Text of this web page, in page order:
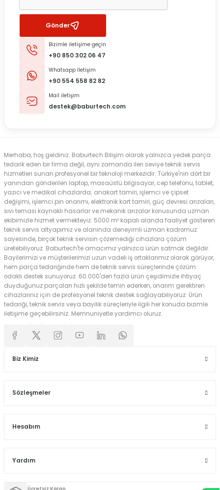
Gönder
Bizimle iletişime geçin
+90 850 302 06 47
Whatsapp İletişim
+90 554 558 82 82
Mail iletişim
destek@baburtech.com
Merhaba, hoş geldiniz. Baburtech Bilişim olarak yalnızca yedek parça
tedarik eden bir firma değil, aynı zamanda ileri seviye teknik servis
hizmetleri sunan profesyonel bir teknoloji merkezidir. Türkiye'nin dört bir
yanından gönderilen laptop, masaüstü bilgisayar, cep telefonu, tablet,
yazıcı ve medikal cihazlarda; anakart tamiri, işlemci ve çipset
değişimi, işlemci pin onarımı, elektronik kart tamiri, güç devresi arızaları,
sıvı teması kaynaklı hasarlar ve mekanik arızalar konusunda uzman
ekibimizle hizmet vermekteyiz. 5000 m² kapalı alanda faaliyet gösteren
teknik servis altyapımız ve alanında deneyimli uzman kadromuz
sayesinde, birçok teknik servisin çözemediği cihazlara çözüm
üretebiliyoruz. Baburtech'te amacımız yalnızca ürün satmak değildir.
Bayilerimizi ve müşterilerimizi uzun vadeli iş ortaklarımız olarak görüyor,
hem parça tedariğinde hem de teknik servis süreçlerinde çözüm
odaklı destek sunuyoruz. 60.000'den fazla ürün çeşidimizle ihtiyaç
duyduğunuz parçaları hızlı şekilde temin ederken, onarım gerektiren
cihazlarınız için de profesyonel teknik destek sağlayabiliyoruz. Ürün
tedariği, teknik servis veya bayilik süreçleriyle ilgili her konuda bizimle
iletişime geçebilirsiniz. Memnuniyetle yardımcı oluruz.
Biz Kimiz
Sözleşmeler
Hesabım
Yardım